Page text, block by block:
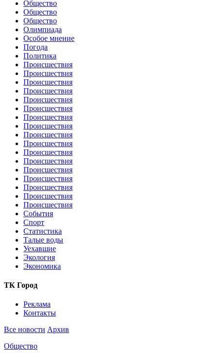
Общество
Общество
Общество
Олимпиада
Особое мнение
Погода
Политика
Происшествия
Происшествия
Происшествия
Происшествия
Происшествия
Происшествия
Происшествия
Происшествия
Происшествия
Происшествия
Происшествия
Происшествия
Происшествия
Происшествия
Происшествия
Происшествия
Происшествия
События
Спорт
Статистика
Талые воды
Уехавшие
Экология
Экономика
ТК Город
Реклама
Контакты
Все новости Архив
Общество